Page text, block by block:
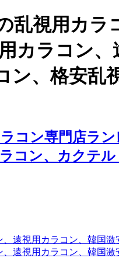
乱視用カ
カラコン
ン、格安
コン専門店ラ
コン、カクテ
遠視用カラコン、韓国
遠視用カラコン、韓国